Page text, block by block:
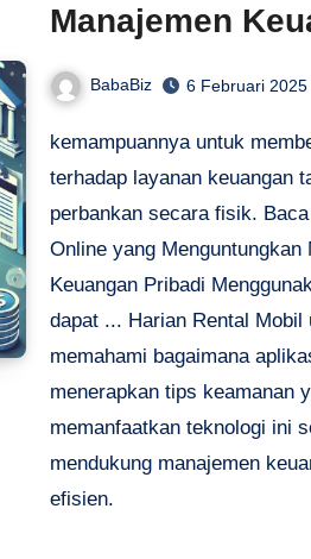
Manajemen
BabaBiz 6 Februari 2025
kemampuannya untuk
terhadap layanan keuangan
perbankan secara fisik.
Online yang
Keuangan Pribadi
dapat ... Harian Rental
memahami bagaimana
menerapkan tips keamanan
memanfaatkan teknologi ini
mendukung manajemen
efisien.